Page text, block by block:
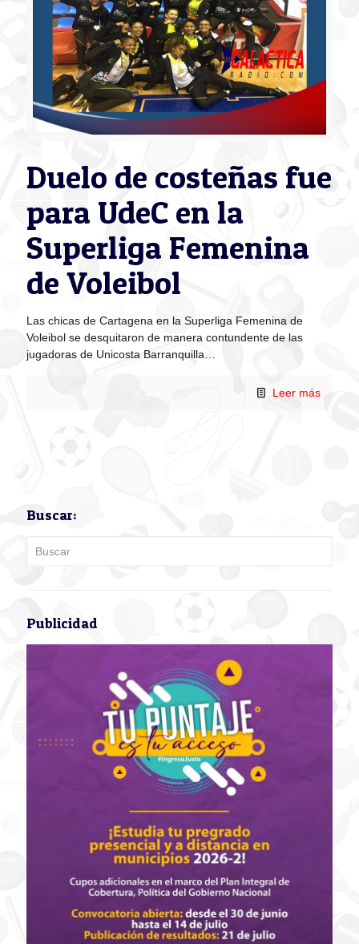
Duelo de costeñas fue
para UdeC en la
Superliga Femenina
de Voleibol
Las chicas de Cartagena en la Superliga Femenina de
Voleibol se desquitaron de manera contundente de las
jugadoras de Unicosta Barranquilla…
Leer más
Buscar:
Publicidad